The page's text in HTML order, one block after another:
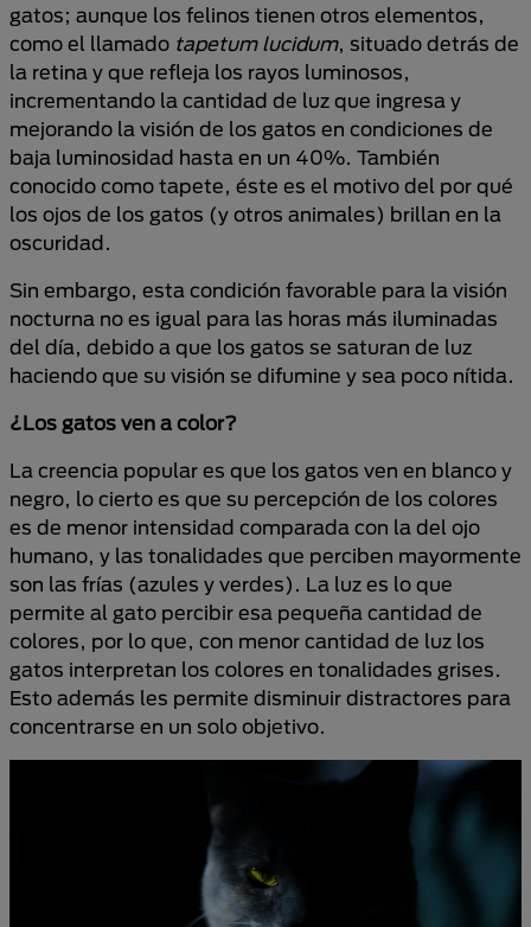
gatos; aunque los felinos tienen otros elementos,
como el llamado tapetum lucidum, situado detrás de
la retina y que refleja los rayos luminosos,
incrementando la cantidad de luz que ingresa y
mejorando la visión de los gatos en condiciones de
baja luminosidad hasta en un 40%. También
conocido como tapete, éste es el motivo del por qué
los ojos de los gatos (y otros animales) brillan en la
oscuridad.
Sin embargo, esta condición favorable para la visión
nocturna no es igual para las horas más iluminadas
del día, debido a que los gatos se saturan de luz
haciendo que su visión se difumine y sea poco nítida.
¿Los gatos ven a color?
La creencia popular es que los gatos ven en blanco y
negro, lo cierto es que su percepción de los colores
es de menor intensidad comparada con la del ojo
humano, y las tonalidades que perciben mayormente
son las frías (azules y verdes). La luz es lo que
permite al gato percibir esa pequeña cantidad de
colores, por lo que, con menor cantidad de luz los
gatos interpretan los colores en tonalidades grises.
Esto además les permite disminuir distractores para
concentrarse en un solo objetivo.